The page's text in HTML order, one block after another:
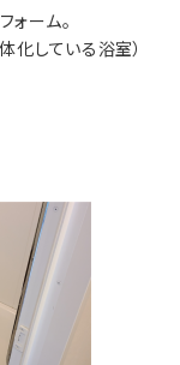
ォーム。
化している浴室）